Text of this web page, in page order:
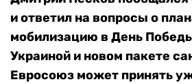
и ответил на вопросы о
мобилизацию в День
Украиной и новом пакете
Евросоюз может принять